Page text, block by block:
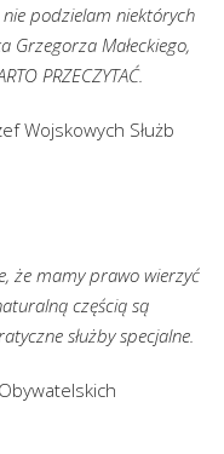
nie podzielam niektórych
Grzegorza Małeckiego,
PRZECZYTAĆ.
Wojskowych Służb
że mamy prawo wierzyć
częścią są
służby specjalne.